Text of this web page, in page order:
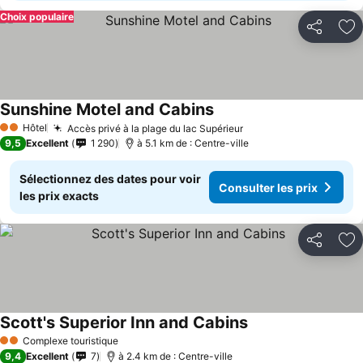
Partager
Choix populaire
2 Étoiles
Hôtel Accès privé à la plage du lac Supérieur
Sunshine Motel and Cabins
9,5 Excellent 1 290 à 5.1 km de : Centre-ville
Sélectionnez des dates pour voir
les prix exacts
Consulter les prix
Partager
2 ÉtoilesComplexe touristique
Scott's Superior Inn and Cabins
9,4 Excellent 7 à 2.4 km de : Centre-ville